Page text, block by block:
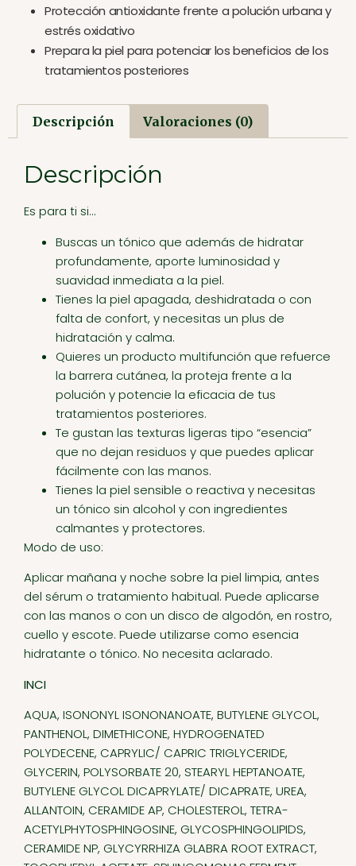
Protección antioxidante frente a polución urbana y
estrés oxidativo
Prepara la piel para potenciar los beneficios de los
tratamientos posteriores
Descripción Valoraciones (0)
Descripción
Es para ti si…
Buscas un tónico que además de hidratar
profundamente, aporte luminosidad y
suavidad inmediata a la piel.
Tienes la piel apagada, deshidratada o con
falta de confort, y necesitas un plus de
hidratación y calma.
Quieres un producto multifunción que refuerce
la barrera cutánea, la proteja frente a la
polución y potencie la eficacia de tus
tratamientos posteriores.
Te gustan las texturas ligeras tipo “esencia”
que no dejan residuos y que puedes aplicar
fácilmente con las manos.
Tienes la piel sensible o reactiva y necesitas
un tónico sin alcohol y con ingredientes
calmantes y protectores.
Modo de uso:
Aplicar mañana y noche sobre la piel limpia, antes
del sérum o tratamiento habitual. Puede aplicarse
con las manos o con un disco de algodón, en rostro,
cuello y escote. Puede utilizarse como esencia
hidratante o tónico. No necesita aclarado.
INCI
AQUA, ISONONYL ISONONANOATE, BUTYLENE GLYCOL,
PANTHENOL, DIMETHICONE, HYDROGENATED
POLYDECENE, CAPRYLIC/ CAPRIC TRIGLYCERIDE,
GLYCERIN, POLYSORBATE 20, STEARYL HEPTANOATE,
BUTYLENE GLYCOL DICAPRYLATE/ DICAPRATE, UREA,
ALLANTOIN, CERAMIDE AP, CHOLESTEROL, TETRA-
ACETYLPHYTOSPHINGOSINE, GLYCOSPHINGOLIPIDS,
CERAMIDE NP, GLYCYRRHIZA GLABRA ROOT EXTRACT,